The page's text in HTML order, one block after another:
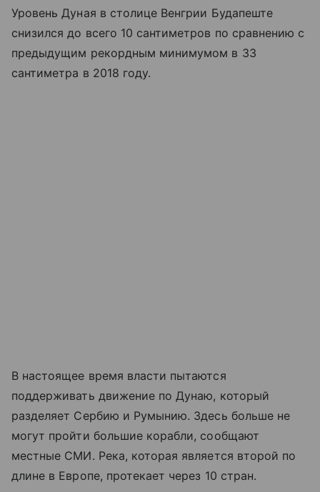
Уровень Дуная в столице Венгрии Будапеште
снизился до всего 10 сантиметров по сравнению с
предыдущим рекордным минимумом в 33
сантиметра в 2018 году.
В настоящее время власти пытаются
поддерживать движение по Дунаю, который
разделяет Сербию и Румынию. Здесь больше не
могут пройти большие корабли, сообщают
местные СМИ. Река, которая является второй по
длине в Европе, протекает через 10 стран.